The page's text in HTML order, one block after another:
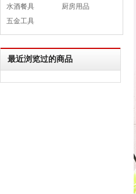
水酒餐具
厨房用品
五金工具
最近浏览过的商品